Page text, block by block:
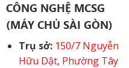
CÔNG NGHỆ MCSG
(MÁY CHỦ SÀI GÒN)
Trụ sở: 150/7 Nguyễn
Hữu Dật, Phường Tây